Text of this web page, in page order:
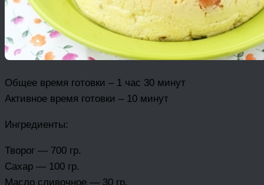
Общее время готовки – 1 час 30 минут
Активное время готовки – 10 минут
Ингрeдиенты:
Творог — 700 гр.
Сахар — 100 гр.
Масло сливочное — 30 гр.